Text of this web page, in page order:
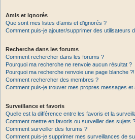
Amis et ignorés
Que sont mes listes d’amis et d’ignorés ?
Comment puis-je ajouter/supprimer des utilisateurs
Recherche dans les forums
Comment rechercher dans les forums ?
Pourquoi ma recherche ne renvoie aucun résultat ?
Pourquoi ma recherche renvoie une page blanche ?!
Comment rechercher des membres ?
Comment puis-je trouver mes propres messages et
Surveillance et favoris
Quelle est la différence entre les favoris et la
Comment mettre en favoris ou surveiller des sujets ?
Comment surveiller des forums ?
Comment puis-je supprimer mes surveillances de